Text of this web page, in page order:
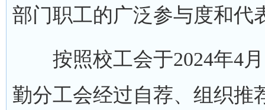
部门职工的广泛参与度和代
按照校工会于2024年4月
勤分工会经过自荐、组织推